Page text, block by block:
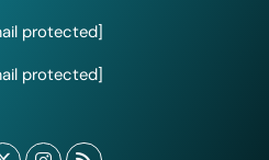
protected]
protected]